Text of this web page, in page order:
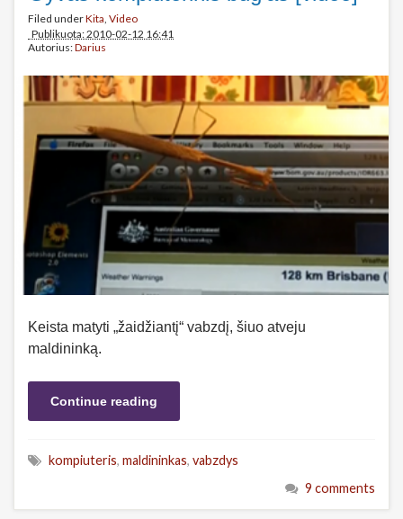
Filed underKita, Video
Publikuota: 2010-02-12 16:41
Autorius:Darius
Keista matyti „žaidžiantį“ vabzdį, šiuo atveju
maldininką.
Continue reading
kompiuteris, maldininkas, vabzdys
9 comments